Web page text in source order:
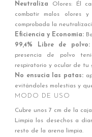
Neutraliza
Olores:
Él
combatir malos olores
comprobada la
Eficiencia y Economía:
99,4% Libre de polvo:
presencia de polvo
respiratorio y ocular de tu
No ensucia las patas:
evitándoles molestias y
MODO DE USO
Cubre unos 7 cm de la
Limpia los desechos a
resto de la arena limpia.